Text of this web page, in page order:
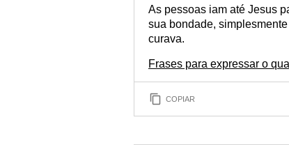
As pessoas iam até Jesus
sua bondade,
curava.
Frases para expressar o
COPIAR